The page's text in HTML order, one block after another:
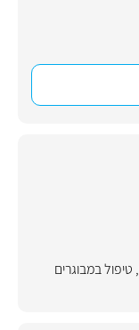
, טיפול במבוגרים